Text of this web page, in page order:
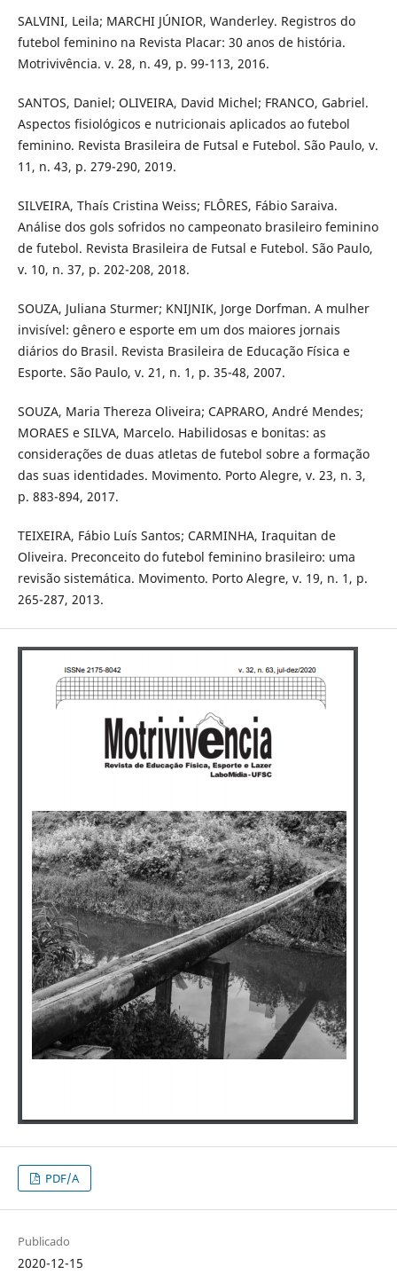
SALVINI, Leila; MARCHI JÚNIOR, Wanderley. Registros do
futebol feminino na Revista Placar: 30 anos de história.
Motrivivência. v. 28, n. 49, p. 99-113, 2016.
SANTOS, Daniel; OLIVEIRA, David Michel; FRANCO, Gabriel.
Aspectos fisiológicos e nutricionais aplicados ao futebol
feminino. Revista Brasileira de Futsal e Futebol. São Paulo, v.
11, n. 43, p. 279-290, 2019.
SILVEIRA, Thaís Cristina Weiss; FLÔRES, Fábio Saraiva.
Análise dos gols sofridos no campeonato brasileiro feminino
de futebol. Revista Brasileira de Futsal e Futebol. São Paulo,
v. 10, n. 37, p. 202-208, 2018.
SOUZA, Juliana Sturmer; KNIJNIK, Jorge Dorfman. A mulher
invisível: gênero e esporte em um dos maiores jornais
diários do Brasil. Revista Brasileira de Educação Física e
Esporte. São Paulo, v. 21, n. 1, p. 35-48, 2007.
SOUZA, Maria Thereza Oliveira; CAPRARO, André Mendes;
MORAES e SILVA, Marcelo. Habilidosas e bonitas: as
considerações de duas atletas de futebol sobre a formação
das suas identidades. Movimento. Porto Alegre, v. 23, n. 3,
p. 883-894, 2017.
TEIXEIRA, Fábio Luís Santos; CARMINHA, Iraquitan de
Oliveira. Preconceito do futebol feminino brasileiro: uma
revisão sistemática. Movimento. Porto Alegre, v. 19, n. 1, p.
265-287, 2013.
PDF/A
Publicado
2020-12-15